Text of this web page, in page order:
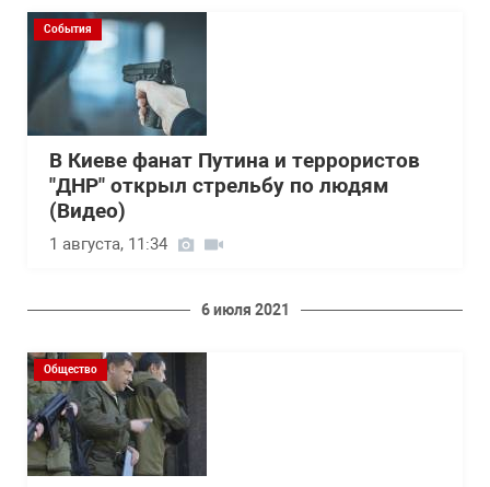
События
В Киеве фанат Путина и террористов
"ДНР" открыл стрельбу по людям
(Видео)
1 августа, 11:34
6 июля 2021
Общество